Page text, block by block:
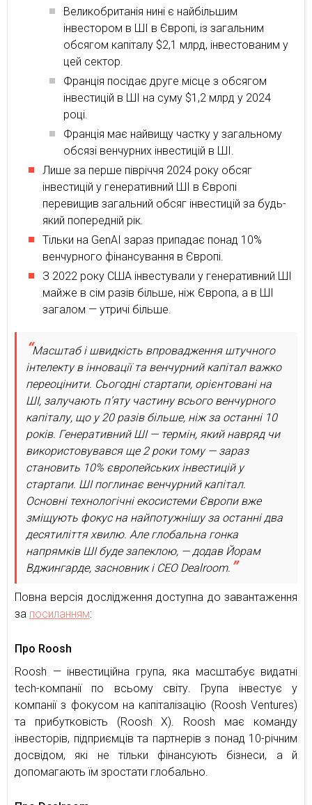
Великобританія нині є найбільшим
інвестором в ШІ в Європі, із загальним
обсягом капіталу $2,1 млрд, інвестованим у
цей сектор.
Франція посідає друге місце з обсягом
інвестицій в ШІ на суму $1,2 млрд у 2024
році.
Франція має найвищу частку у загальному
обсязі венчурних інвестицій в ШІ.
Лише за перше півріччя 2024 року обсяг
інвестицій у генеративний ШІ в Європі
перевищив загальний обсяг інвестицій за будь-
який попередній рік.
Тільки на GenAI зараз припадає понад 10%
венчурного фінансування в Європі.
З 2022 року США інвестували у генеративний ШІ
майже в сім разів більше, ніж Європа, а в ШІ
загалом — утричі більше.
Масштаб і швидкість впровадження штучного
інтелекту в інновації та венчурний капітал важко
переоцінити. Сьогодні стартапи, орієнтовані на
ШІ, залучають п’яту частину всього венчурного
капіталу, що у 20 разів більше, ніж за останні 10
років. Генеративний ШІ — термін, який навряд чи
використовувався ще 2 роки тому — зараз
становить 10% європейських інвестицій у
стартапи. ШІ поглинає венчурний капітал.
Основні технологічні екосистеми Європи вже
зміщують фокус на найпотужнішу за останні два
десятиліття хвилю. Але глобальна гонка
напрямків ШІ буде запеклою, — додав Йорам
Вджингарде, засновник і CEO Dealroom.
Повна версія дослідження доступна до завантаження
за посиланням:
Про Roosh
Roosh — інвестиційна група, яка масштабує видатні
tech-компанії по всьому світу. Група інвестує у
компанії з фокусом на капіталізацію (Roosh Ventures)
та прибутковість (Roosh X). Roosh має команду
інвесторів, підприємців та партнерів з понад 10-річним
досвідом, які не тільки фінансують бізнеси, а й
допомагають їм зростати глобально.